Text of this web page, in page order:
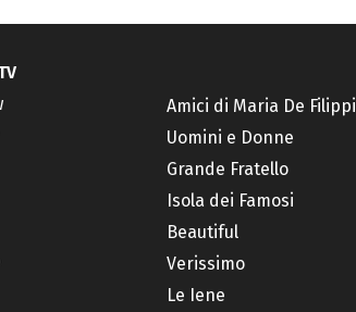
Amici di Maria De Filippi
Uomini e Donne
Grande Fratello
Isola dei Famosi
Beautiful
Verissimo
Le Iene